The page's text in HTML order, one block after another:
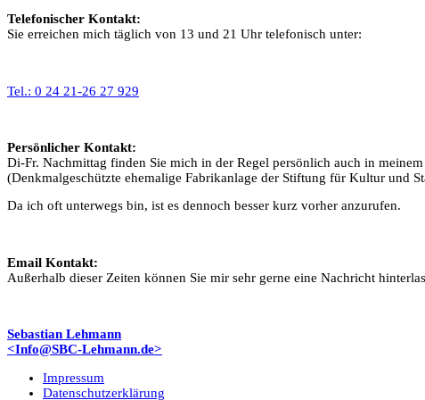
Telefonischer Kontakt:
Sie erreichen mich täglich von 13 und 21 Uhr telefonisch unter:
Tel.: 0 24 21-26 27 929
Persönlicher Kontakt:
Di-Fr. Nachmittag finden Sie mich in der Regel persönlich auch in
(Denkmalgeschützte ehemalige Fabrikanlage der Stiftung für Kultur und
Da ich oft unterwegs bin, ist es dennoch besser kurz vorher anzurufen.
Email Kontakt:
Außerhalb dieser Zeiten können Sie mir sehr gerne eine Nachricht
Sebastian Lehmann
<Info@SBC-Lehmann.de>
Impressum
Datenschutzerklärung